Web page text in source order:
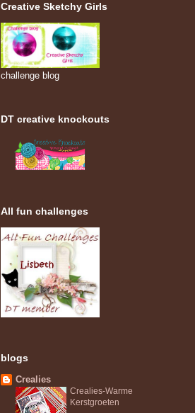
Creative Sketchy Girls
challenge blog
DT creative knockouts
All fun challenges
blogs
Crealies
Crealies-Warme
Kerstgroeten